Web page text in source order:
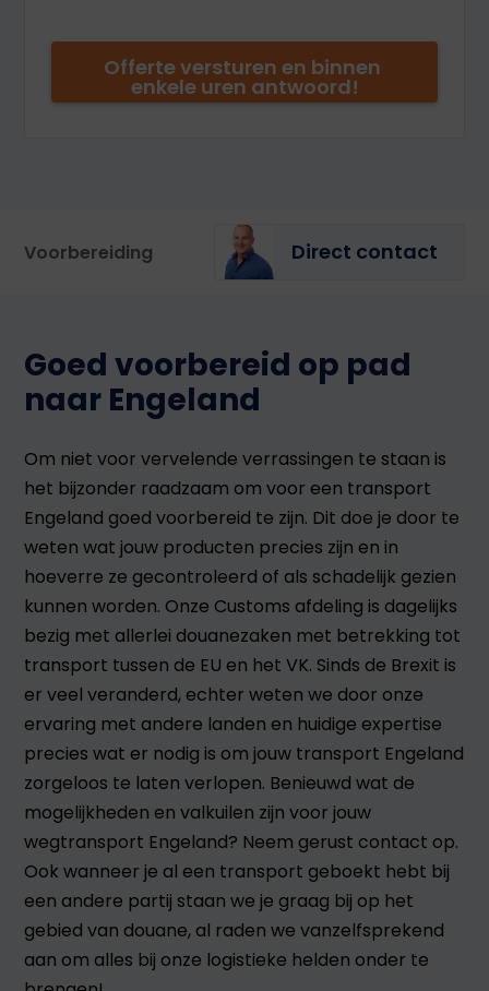
Voorbereiding Direct contact
Goed voorbereid op pad
naar Engeland
Om niet voor vervelende verrassingen te staan is
het bijzonder raadzaam om voor een transport
Engeland goed voorbereid te zijn. Dit doe je door te
weten wat jouw producten precies zijn en in
hoeverre ze gecontroleerd of als schadelijk gezien
kunnen worden. Onze Customs afdeling is dagelijks
bezig met allerlei douanezaken met betrekking tot
transport tussen de EU en het VK. Sinds de Brexit is
er veel veranderd, echter weten we door onze
ervaring met andere landen en huidige expertise
precies wat er nodig is om jouw transport Engeland
zorgeloos te laten verlopen. Benieuwd wat de
mogelijkheden en valkuilen zijn voor jouw
wegtransport Engeland? Neem gerust contact op.
Ook wanneer je al een transport geboekt hebt bij
een andere partij staan we je graag bij op het
gebied van douane, al raden we vanzelfsprekend
aan om alles bij onze logistieke helden onder te